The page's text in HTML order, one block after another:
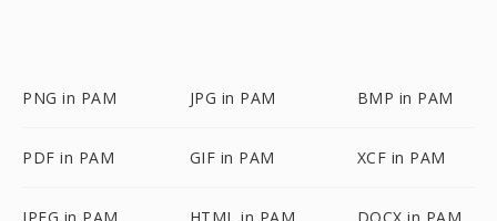
PNG in PAM JPG in PAM BMP in PAM
PDF in PAM GIF in PAM XCF in PAM